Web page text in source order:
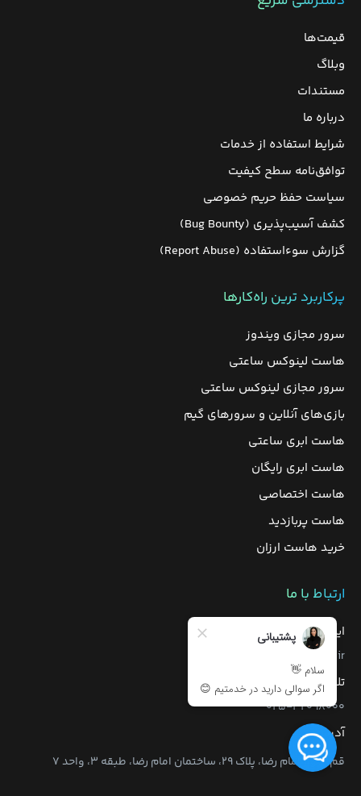
قیمت‌ها
وبلاگ
مستندات
درباره ما
شرایط استفاده از خدمات
توافق‌نامه سطح کیفیت
سیاست حفظ حریم خصوصی
کشف آسیب‌پذیری (Bug Bounty)
گزارش سوءاستفاده (Report Abuse)
پرکاربرد ترین راه‌کارها
سرور مجازی ویندوز
هاست لینوکس ساعتی
سرور مجازی لینوکس ساعتی
بازی‌های آنلاین و سرورهای گیم
هاست ابری ساعتی
هاست ابری رایگان
هاست اختصاصی
هاست پربازدید
خرید هاست ارزان
ارتباط با ما
ایمیل واحد فروش:
sales[@]liara.ir
تلفن واحد فروش:
۰۲۵-۳۲۰۹۸۰۰۰
آدرس:
قم، بلوار امام رضا، پلاک ۲۹، ساختمان امام رضا، طبقه ۳، واحد ۷